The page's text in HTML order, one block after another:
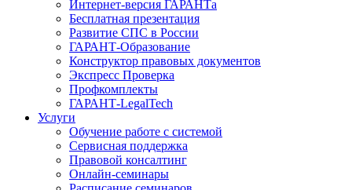
Интернет-версия ГАРАНТа
Бесплатная презентация
Развитие СПС в России
ГАРАНТ-Образование
Конструктор правовых документов
Экспресс Проверка
Профкомплекты
ГАРАНТ-LegalTech
Услуги
Обучение работе с системой
Сервисная поддержка
Правовой консалтинг
Онлайн-семинары